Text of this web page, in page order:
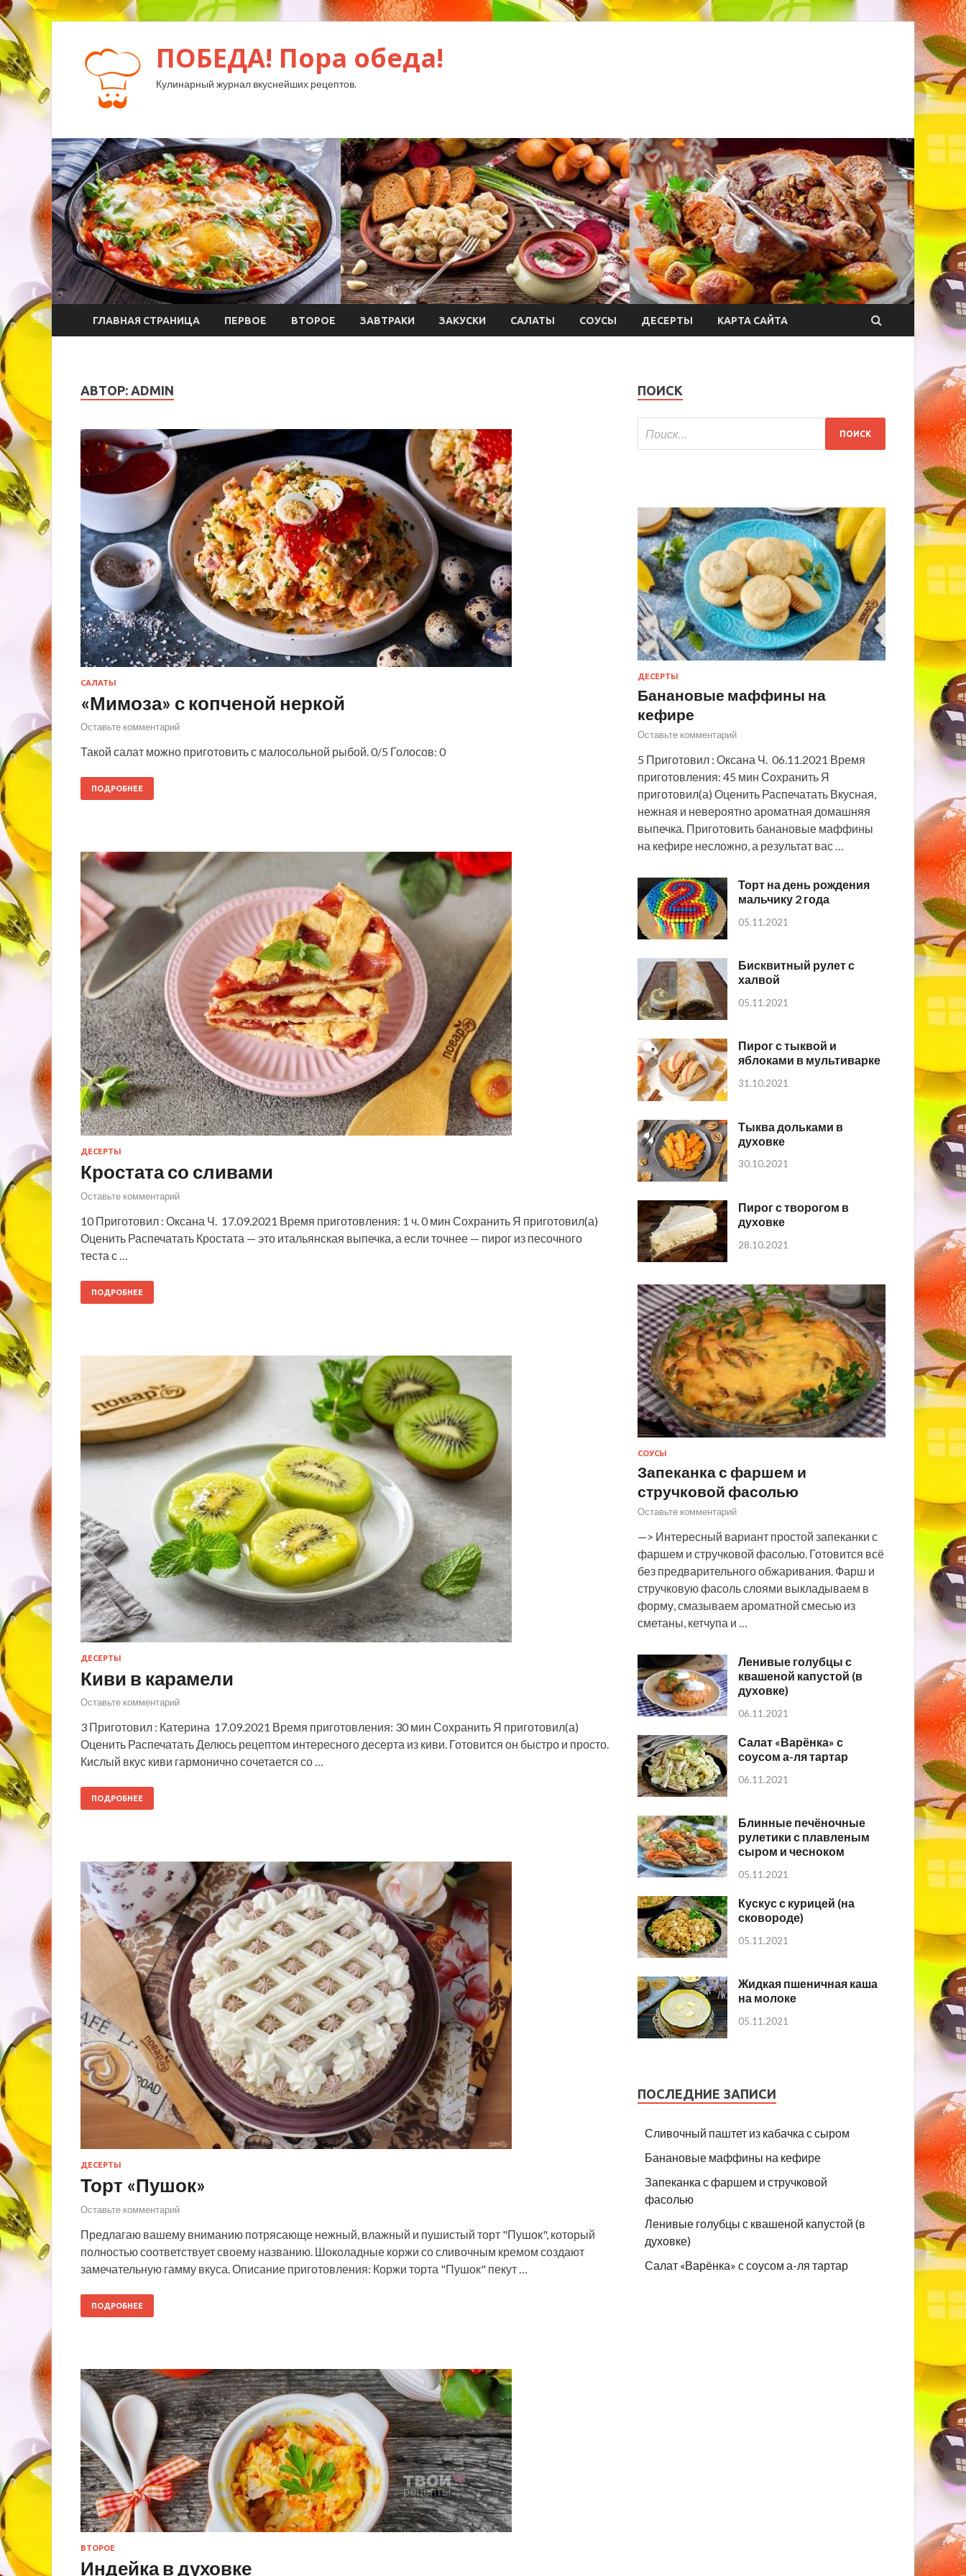
ПОБЕДА! Пора обеда!
Кулинарный журнал вкуснейших рецептов.
ГЛАВНАЯ СТРАНИЦА ПЕРВОЕ ВТОРОЕ ЗАВТРАКИ ЗАКУСКИ САЛАТЫ СОУСЫ ДЕСЕРТЫ КАРТА САЙТА
АВТОР: ADMIN
САЛАТЫ
«Мимоза» с копченой неркой
Оставьте комментарий
Такой салат можно приготовить с малосольной рыбой. 0/5 Голосов: 0
ПОДРОБНЕЕ
ДЕСЕРТЫ
Кростата со сливами
Оставьте комментарий
10 Приготовил : Оксана Ч. 17.09.2021 Время приготовления: 1 ч. 0 мин Сохранить Я приготовил(а)
Оценить Распечатать Кростата — это итальянская выпечка, а если точнее — пирог из песочного
теста с …
ПОДРОБНЕЕ
ДЕСЕРТЫ
Киви в карамели
Оставьте комментарий
3 Приготовил : Катерина 17.09.2021 Время приготовления: 30 мин Сохранить Я приготовил(а)
Оценить Распечатать Делюсь рецептом интересного десерта из киви. Готовится он быстро и просто.
Кислый вкус киви гармонично сочетается со …
ПОДРОБНЕЕ
ДЕСЕРТЫ
Торт «Пушок»
Оставьте комментарий
Предлагаю вашему вниманию потрясающе нежный, влажный и пушистый торт "Пушок", который
полностью соответствует своему названию. Шоколадные коржи со сливочным кремом создают
замечательную гамму вкуса. Описание приготовления: Коржи торта "Пушок" пекут …
ПОДРОБНЕЕ
ВТОРОЕ
Индейка в духовке
ПОИСК
ДЕСЕРТЫ
Банановые маффины на
кефире
Оставьте комментарий
5 Приготовил : Оксана Ч. 06.11.2021 Время
приготовления: 45 мин Сохранить Я
приготовил(а) Оценить Распечатать Вкусная,
нежная и невероятно ароматная домашняя
выпечка. Приготовить банановые маффины
на кефире несложно, а результат вас …
Торт на день рождения
мальчику 2 года
05.11.2021
Бисквитный рулет с
халвой
05.11.2021
Пирог с тыквой и
яблоками в мультиварке
31.10.2021
Тыква дольками в
духовке
30.10.2021
Пирог с творогом в
духовке
28.10.2021
СОУСЫ
Запеканка с фаршем и
стручковой фасолью
Оставьте комментарий
—> Интересный вариант простой запеканки с
фаршем и стручковой фасолью. Готовится всё
без предварительного обжаривания. Фарш и
стручковую фасоль слоями выкладываем в
форму, смазываем ароматной смесью из
сметаны, кетчупа и …
Ленивые голубцы с
квашеной капустой (в
духовке)
06.11.2021
Салат «Варёнка» с
соусом а-ля тартар
06.11.2021
Блинные печёночные
рулетики с плавленым
сыром и чесноком
05.11.2021
Кускус с курицей (на
сковороде)
05.11.2021
Жидкая пшеничная каша
на молоке
05.11.2021
ПОСЛЕДНИЕ ЗАПИСИ
Сливочный паштет из кабачка с сыром
Банановые маффины на кефире
Запеканка с фаршем и стручковой
фасолью
Ленивые голубцы с квашеной капустой (в
духовке)
Салат «Варёнка» с соусом а-ля тартар